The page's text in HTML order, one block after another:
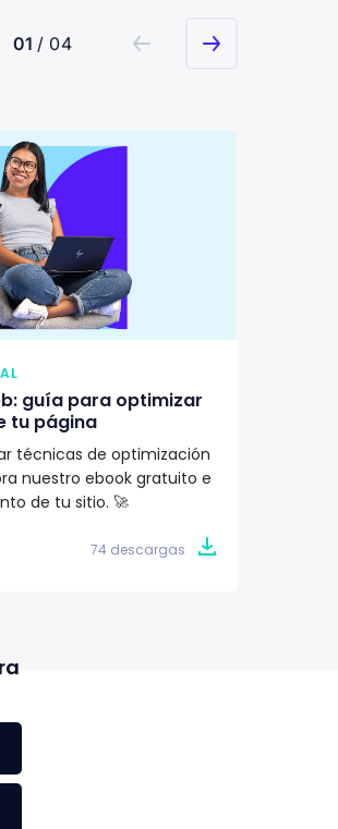
01 / 04
guía para optimizar
tu página
técnicas de optimización
nuestro ebook gratuito e
de tu sitio. 🚀
74 descargas